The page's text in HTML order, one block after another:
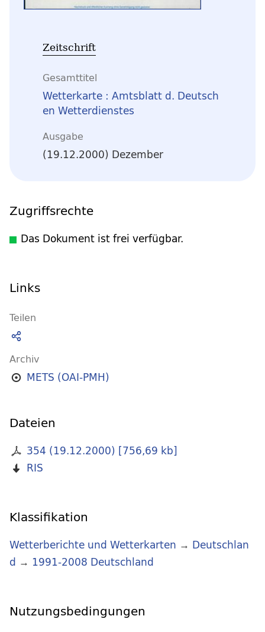
Zeitschrift
Gesamttitel
Wetterkarte : Amtsblatt d. Deutsch
en Wetterdienstes
Ausgabe
(19.12.2000) Dezember
Zugriffsrechte
Das Dokument ist frei verfügbar.
Links
Teilen
Archiv
METS (OAI-PMH)
Dateien
354 (19.12.2000) [756,69 kb]
RIS
Klassifikation
Wetterberichte und Wetterkarten → Deutschlan
d → 1991-2008 Deutschland
Nutzungsbedingungen